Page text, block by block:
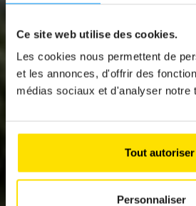
Ce site web utilise des cookies.
Les cookies nous permettent de
et les annonces, d'offrir des
médias sociaux et d'analyser notre
Tout autoriser
Personnaliser
News
L’ICÔNE
FAIT SON
Renault 4